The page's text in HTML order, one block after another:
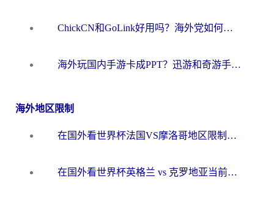
ChickCN和GoLink好用吗？海外党如何选对回国加速器
海外玩国内手游卡成PPT？迅游和奇游手游哪个好？一篇讲透回国加速器怎么选
海外地区限制
在国外看世界杯法国VS摩洛哥地区限制？这篇指南让你流畅看中文解说无压力
在国外看世界杯英格兰 vs 克罗地亚当前地区不可播放？这篇指南帮你搞定所有海外观赛难题